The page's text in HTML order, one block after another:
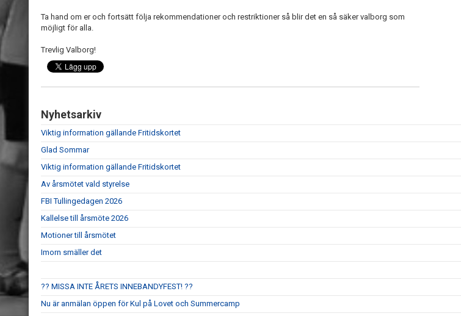
Ta hand om er och fortsätt följa rekommendationer och restriktioner så blir det en så säker valborg som
möjligt för alla.
Trevlig Valborg!
Nyhetsarkiv
Viktig information gällande Fritidskortet
Glad Sommar
Viktig information gällande Fritidskortet
Av årsmötet vald styrelse
FBI Tullingedagen 2026
Kallelse till årsmöte 2026
Motioner till årsmötet
Imorn smäller det
?? MISSA INTE ÅRETS INNEBANDYFEST! ??
Nu är anmälan öppen för Kul på Lovet och Summercamp